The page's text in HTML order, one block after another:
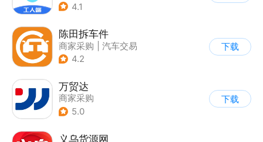
4.1
陈田拆车件
商家采购
汽车交易
4.2
下载
万贸达
商家采购
5.0
下载
义乌货源网